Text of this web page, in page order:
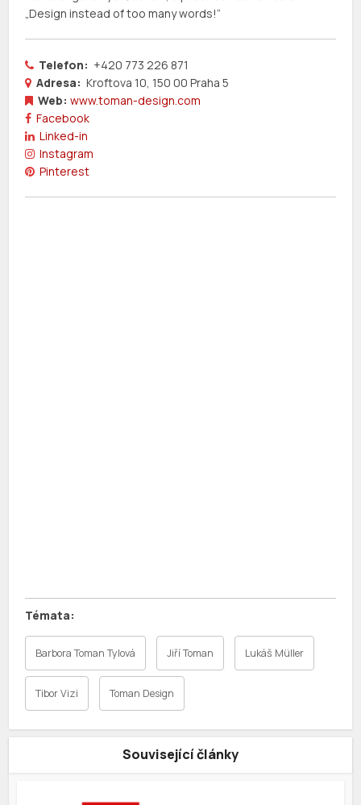
„Design instead of too many words!“
Telefon: +420 773 226 871
Adresa: Kroftova 10, 150 00 Praha 5
Web:www.toman-design.com
Facebook
Linked-in
Instagram
Pinterest
Barbora Toman Tylová Jiří Toman Lukáš Müller
Tibor Vizi Toman Design
Související články